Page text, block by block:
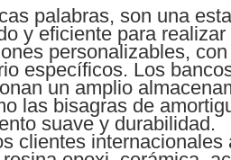
palabras, son una
y eficiente para
personalizables,
específicos. Los
un amplio
las bisagras de
suave y durabilidad.
clientes